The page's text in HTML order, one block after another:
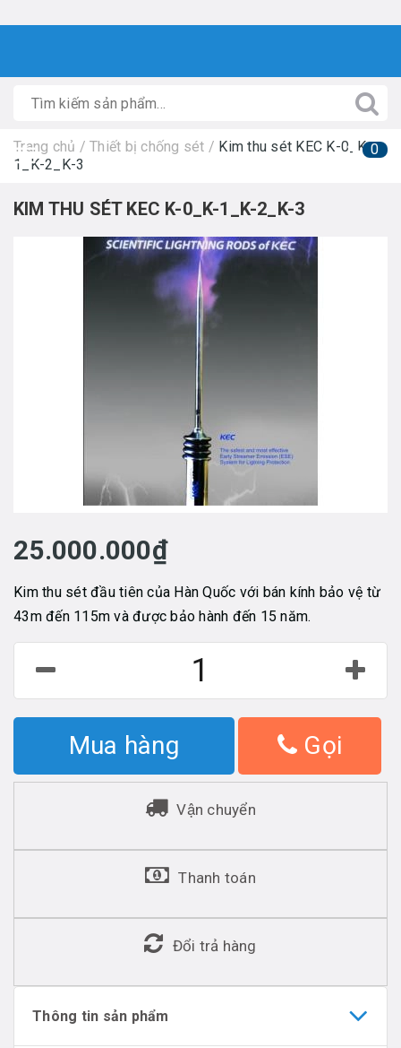
0
Trang chủ / Thiết bị chống sét / Kim thu sét KEC K-0_K-
1_K-2_K-3
KIM THU SÉT KEC K-0_K-1_K-2_K-3
25.000.000₫
Kim thu sét đầu tiên của Hàn Quốc với bán kính bảo vệ từ
43m đến 115m và được bảo hành đến 15 năm.
Mua hàng Gọi
Vận chuyển
Thanh toán
Đổi trả hàng
Thông tin sản phẩm